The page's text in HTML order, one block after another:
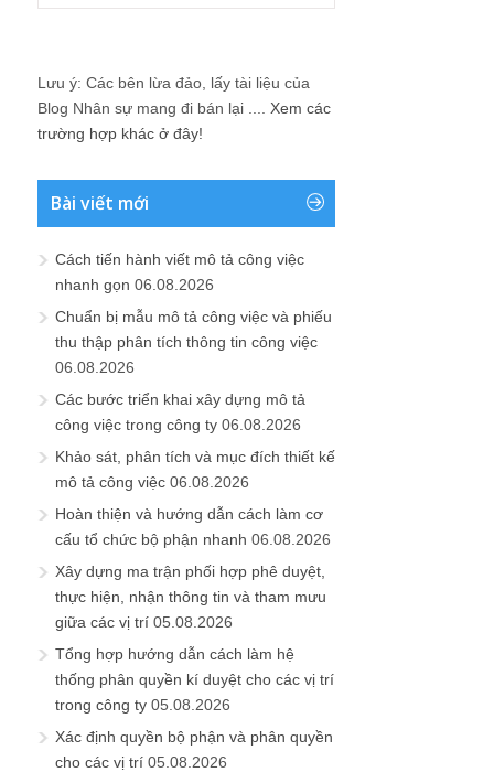
Lưu ý: Các bên lừa đảo, lấy tài liệu của
Blog Nhân sự mang đi bán lại .... Xem các
trường hợp khác ở đây!
Bài viết mới
Cách tiến hành viết mô tả công việc
nhanh gọn 06.08.2026
Chuẩn bị mẫu mô tả công việc và phiếu
thu thập phân tích thông tin công việc
06.08.2026
Các bước triển khai xây dựng mô tả
công việc trong công ty 06.08.2026
Khảo sát, phân tích và mục đích thiết kế
mô tả công việc 06.08.2026
Hoàn thiện và hướng dẫn cách làm cơ
cấu tổ chức bộ phận nhanh 06.08.2026
Xây dựng ma trận phối hợp phê duyệt,
thực hiện, nhận thông tin và tham mưu
giữa các vị trí 05.08.2026
Tổng hợp hướng dẫn cách làm hệ
thống phân quyền kí duyệt cho các vị trí
trong công ty 05.08.2026
Xác định quyền bộ phận và phân quyền
cho các vị trí 05.08.2026